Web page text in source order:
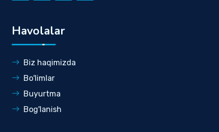
Havolalar
Biz haqimizda
Bo'limlar
Buyurtma
Bog'lanish